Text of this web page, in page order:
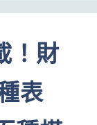
！財
表